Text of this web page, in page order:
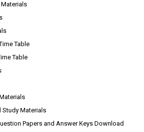
Materials
Table
Table
Study Materials
Papers and Answer Keys Download